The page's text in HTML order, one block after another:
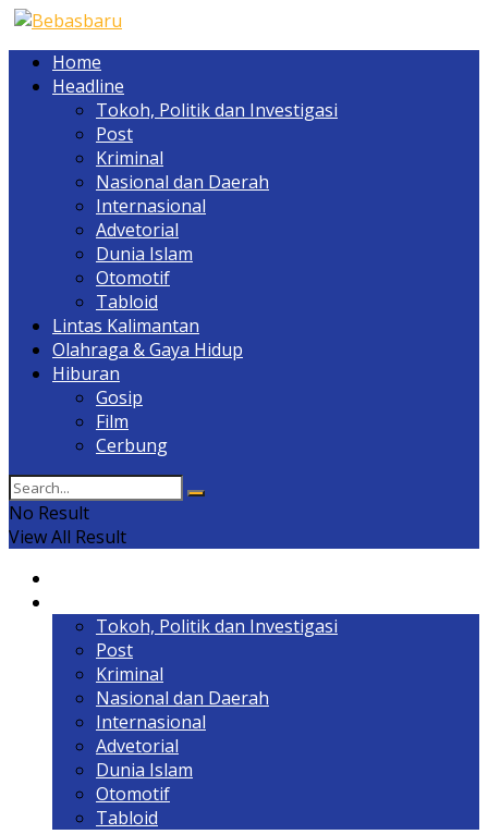
Home
Headline
Tokoh, Politik dan Investigasi
Post
Kriminal
Nasional dan Daerah
Internasional
Advetorial
Dunia Islam
Otomotif
Tabloid
Lintas Kalimantan
Olahraga & Gaya Hidup
Hiburan
Gosip
Film
Cerbung
No Result
View All Result
Tokoh, Politik dan Investigasi
Post
Kriminal
Nasional dan Daerah
Internasional
Advetorial
Dunia Islam
Otomotif
Tabloid